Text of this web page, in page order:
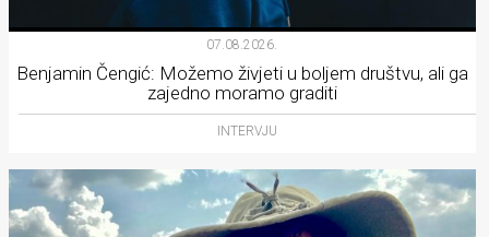
07.08.2026.
Benjamin Čengić: Možemo živjeti u boljem društvu, ali ga
zajedno moramo graditi
INTERVJU